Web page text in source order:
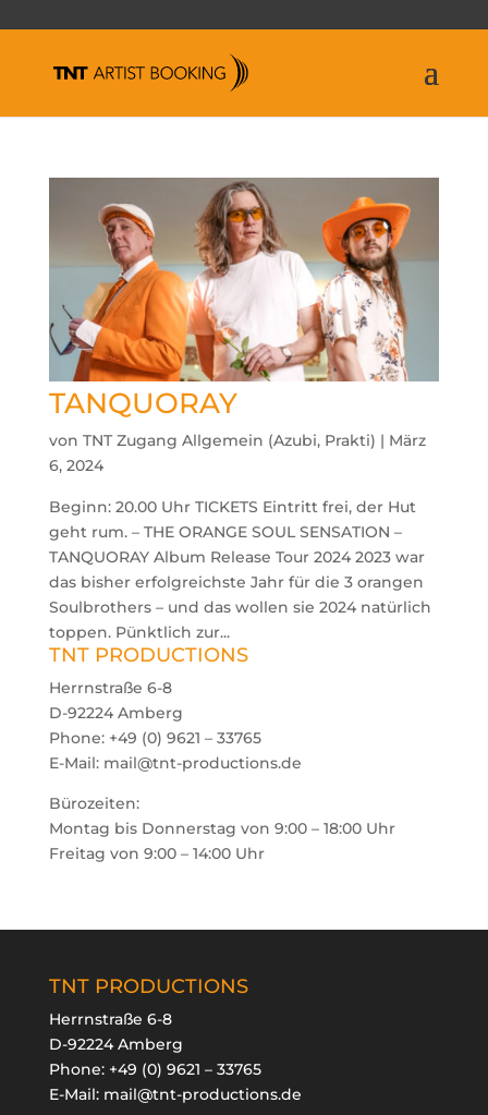

TANQUORAY
von TNT Zugang Allgemein (Azubi, Prakti) | März
6, 2024
Beginn: 20.00 Uhr TICKETS Eintritt frei, der Hut
geht rum. – THE ORANGE SOUL SENSATION –
TANQUORAY Album Release Tour 2024 2023 war
das bisher erfolgreichste Jahr für die 3 orangen
Soulbrothers – und das wollen sie 2024 natürlich
toppen. Pünktlich zur...
TNT PRODUCTIONS
Herrnstraße 6-8
D-92224 Amberg
Phone: +49 (0) 9621 – 33765
E-Mail: mail@tnt-productions.de
Bürozeiten:
Montag bis Donnerstag von 9:00 – 18:00 Uhr
Freitag von 9:00 – 14:00 Uhr
TNT PRODUCTIONS
Herrnstraße 6-8
D-92224 Amberg
Phone: +49 (0) 9621 – 33765
E-Mail: mail@tnt-productions.de